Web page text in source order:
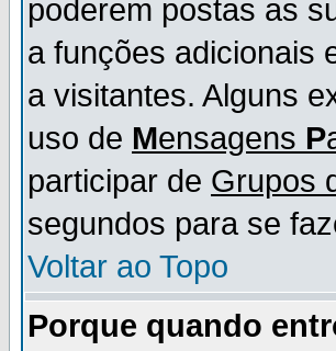
poderem postas as
a funções adicionais
a visitantes. Alguns
uso de Mensagens P
participar de Grupos
segundos para se
Voltar ao Topo
Porque quando